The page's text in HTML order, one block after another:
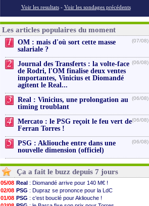
Voir les resultats - Voir les sondages précédents
Les articles populaires du moment
1
OM : mais d'où sort cette masse
salariale ?
(07/08)
2
Journal des Transferts : la volte-face
de Rodri, l'OM finalise deux ventes
importantes, Vinicius et Diomandé
agitent le Real...
(06/08)
3
Real : Vinicius, une prolongation au
timing troublant
(06/08)
4
Mercato : le PSG reçoit le feu vert de
Ferran Torres !
(06/08)
5
PSG : Akliouche entre dans une
nouvelle dimension (officiel)
(06/08)
Ça a fait le buzz depuis 7 jours
05/08 Real : Diomandé arrive pour 140 M€ !
02/08 PSG : Dupraz se prononce pour la LdC
01/08 PSG : c'est bouclé pour Akliouche !